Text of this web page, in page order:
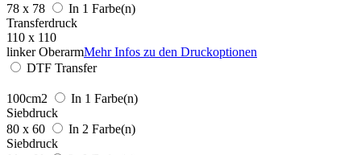
78 x 78
In 1 Farbe(n)
Transferdruck
110 x 110
linker OberarmMehr Infos zu den Druckoptionen
DTF Transfer
100cm2
In 1 Farbe(n)
Siebdruck
80 x 60
In 2 Farbe(n)
Siebdruck